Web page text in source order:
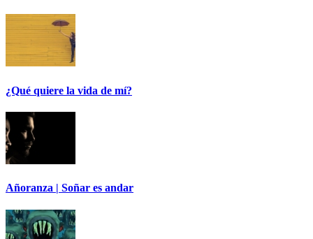
¿Qué quiere la vida de mí?
Añoranza | Soñar es andar